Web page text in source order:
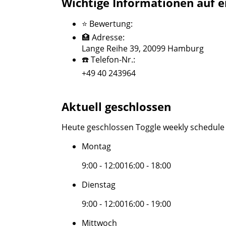
⭐ Bewertung:
🏥 Adresse:
Lange Reihe 39, 20099 Hamburg
☎️ Telefon-Nr.:
+49 40 243964
Aktuell geschlossen
Heute geschlossen Toggle weekly schedule
Montag
9:00 - 12:0016:00 - 18:00
Dienstag
9:00 - 12:0016:00 - 19:00
Mittwoch